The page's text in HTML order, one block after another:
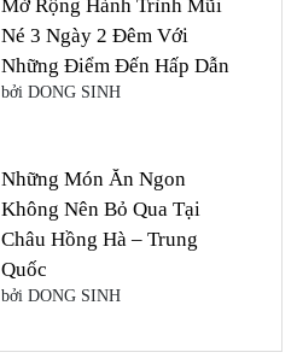
Mở Rộng Hành Trình Mũi
Né 3 Ngày 2 Đêm Với
Những Điểm Đến Hấp Dẫn
bởi DONG SINH
Những Món Ăn Ngon
Không Nên Bỏ Qua Tại
Châu Hồng Hà – Trung
Quốc
bởi DONG SINH